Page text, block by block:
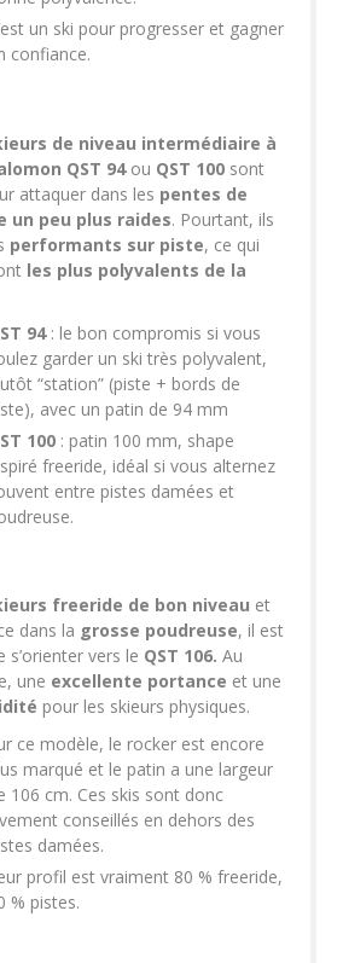
un ski pour progresser et gagner
confiance.
de niveau intermédiaire à
QST 94 ou QST 100 sont
attaquer dans les pentes de
un peu plus raides. Pourtant, ils
performants sur piste, ce qui
les plus polyvalents de la
94: le bon compromis si vous
garder un ski très polyvalent,
“station” (piste + bords de
avec un patin de 94 mm
100 : patin 100 mm, shape
freeride, idéal si vous alternez
entre pistes damées et
freeride de bon niveau et
dans la grosse poudreuse, il est
s’orienter vers le QST 106.Au
une excellente portance et une
pour les skieurs physiques.
ce modèle, le rocker est encore
marqué et le patin a une largeur
106 cm. Ces skis sont donc
conseillés en dehors des
damées.
profil est vraiment 80 % freeride,
% pistes.